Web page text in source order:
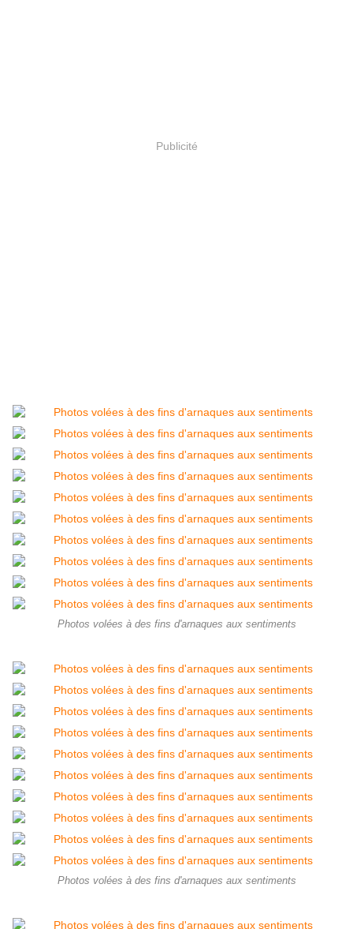
Publicité
Photos volées à des fins d'arnaques aux sentiments
Photos volées à des fins d'arnaques aux sentiments